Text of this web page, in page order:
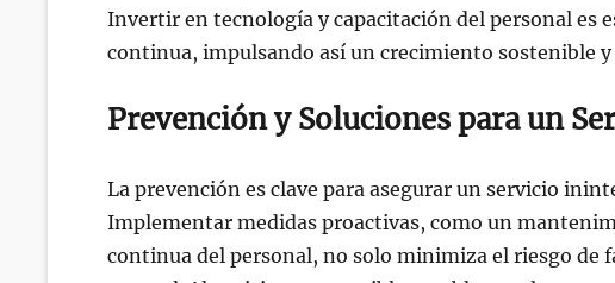
Invertir en tecnología y capacitación del personal es
continua, impulsando así un crecimiento sostenible
Prevención y Soluciones para un
La prevención es clave para asegurar un servicio
Implementar medidas proactivas, como un
continua del personal, no solo minimiza el riesgo de